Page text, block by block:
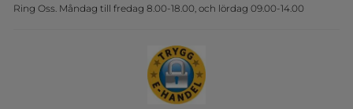
Sets
Ring Oss. Måndag till fredag 8.00-18.00, och lördag 09.00-14.00